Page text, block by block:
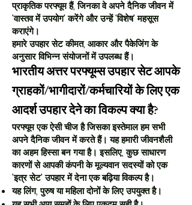
प्राकृतिक परफ्यूम हैं, जिनका वे अपने दैनिक जीवन में
'वास्तव में उपयोग' करेंगे और उन्हें 'विशेष' महसूस
कराएंगे।
हमारे उपहार सेट कीमत, आकार और पैकेजिंग के
अनुसार विभिन्न संयोजनों में उपलब्ध हैं।
भारतीय अत्तर परफ्यूम्स उपहार सेट आपके
ग्राहकों/भागीदारों/कर्मचारियों के लिए एक
आदर्श उपहार देने का विकल्प क्या है?
परफ्यूम एक ऐसी चीज है जिसका इस्तेमाल हम सभी
अपने दैनिक जीवन में करते हैं। यह हमारी जीवनशैली
का अहम हिस्सा बन गया है। इसलिए, कुछ साधारण
कारणों से आपकी कंपनी के मूल्यवान सदस्यों को एक
'इत्र सेट' उपहार में देना एक बढ़िया विकल्प है।
यह लिंग, पुरुष या महिला दोनों के लिए उपयुक्त है।